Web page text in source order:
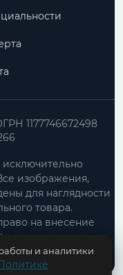
1177746672498
изображения,
для наглядности
товара.
на внесение
и характеристики
уведомления.
и аналитики